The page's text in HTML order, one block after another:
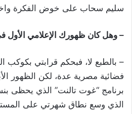
سليم سحاب على خوض الفكرة
– وهل كان ظهورك الإعلامي الأول
– بالطبع لا، فبحكم قرابتي
فضائية مصرية عدة، لكن الظهور
برنامج “غوت تالنت” الذي يحظى
الذي وسع نطاق شهرتي على